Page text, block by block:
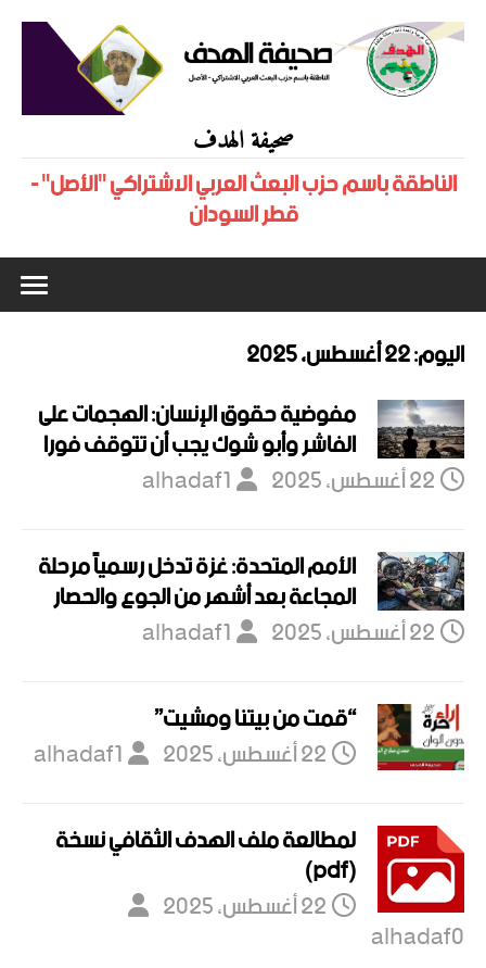
صحيفة الهدف
الناطقة باسم حزب البعث العربي الاشتراكي "الأصل" -
قطر السودان
اليوم:22 أغسطس، 2025
مفوضية حقوق الإنسان: الهجمات على
الفاشر وأبو شوك يجب أن تتوقف فورا
22 أغسطس، 2025
alhadaf1
الأمم المتحدة: غزة تدخل رسمياً مرحلة
المجاعة بعد أشهر من الجوع والحصار
22 أغسطس، 2025
alhadaf1
“قمت من بيتنا ومشيت”
22 أغسطس، 2025
alhadaf1
لمطالعة ملف الهدف الثقافي نسخة
(pdf)
22 أغسطس، 2025
alhadaf0